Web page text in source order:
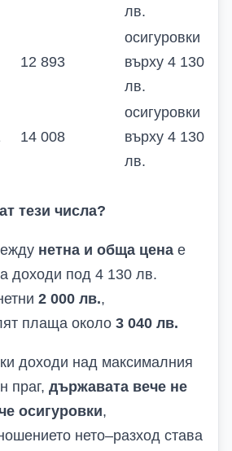
лв.
12 893
осигуровки
върху 4 130
лв.
14 008
осигуровки
върху 4 130
лв.
тези числа?
нетна и обща цена е
доходи под 4 130 лв.
2 000 лв.,
плаща около 3 040 лв.
доходи над максималния
праг, държавата вече не
осигуровки,
нето–разход става